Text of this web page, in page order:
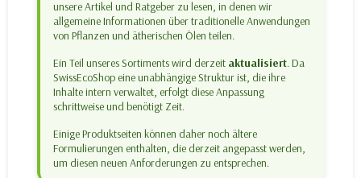
unsere Artikel und Ratgeber zu lesen, in denen wir
allgemeine Informationen über traditionelle Anwendungen
von Pflanzen und ätherischen Ölen teilen.
Ein Teil unseres Sortiments wird derzeit aktualisiert. Da
SwissEcoShop eine unabhängige Struktur ist, die ihre
Inhalte intern verwaltet, erfolgt diese Anpassung
schrittweise und benötigt Zeit.
Einige Produktseiten können daher noch ältere
Formulierungen enthalten, die derzeit angepasst werden,
um diesen neuen Anforderungen zu entsprechen.